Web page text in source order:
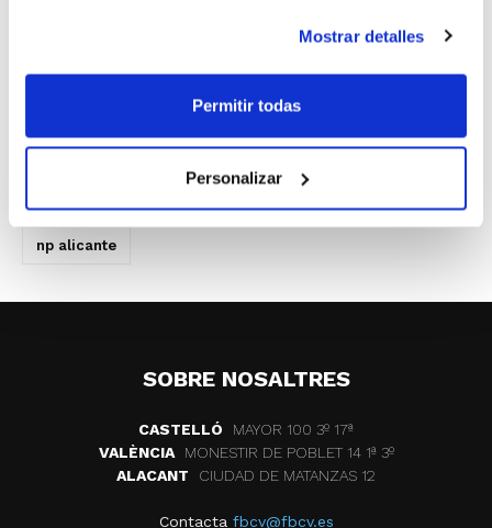
Mostrar detalles
Permitir todas
Personalizar
tiene campeón. El resto, todavía están
disputando las diferentes jornadas por
np alicante
SOBRE NOSALTRES
CASTELLÓ
MAYOR 100 3º 17ª
VALÈNCIA
MONESTIR DE POBLET 14 1ª 3º
ALACANT
CIUDAD DE MATANZAS 12
Contacta fbcv@fbcv.es